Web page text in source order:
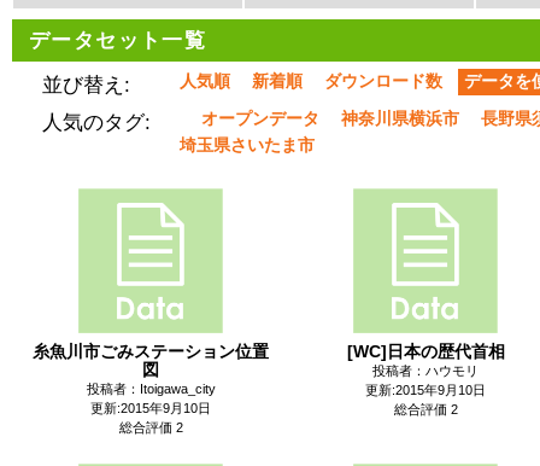
データセット一覧
並び替え:
人気順 新着順 ダウンロード数 データを
人気のタグ: オープンデータ 神奈川県横浜市
長野県
埼玉県さいたま市
糸魚川市ごみステーション位置
図
投稿者：Itoigawa_city
更新:2015年9月10日
総合評価 2
[WC]日本の歴代首相
投稿者：ハウモリ
更新:2015年9月10日
総合評価 2